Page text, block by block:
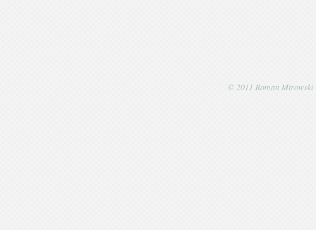
© 2011 Roman